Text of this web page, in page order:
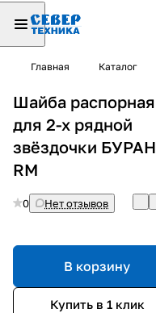
Главная Каталог
Шайба распорная
для 2-х рядной
звёздочки БУРАН
RM
0 Нет отзывов
В корзину
Купить в 1 клик